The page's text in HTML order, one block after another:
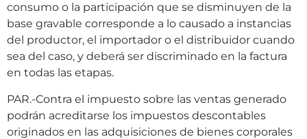
consumo o la participación que se disminuyen de la
base gravable corresponde a lo causado a instancias
del productor, el importador o el distribuidor cuando
sea del caso, y deberá ser discriminado en la factura
en todas las etapas.
PAR.-Contra el impuesto sobre las ventas generado
podrán acreditarse los impuestos descontables
originados en las adquisiciones de bienes corporales